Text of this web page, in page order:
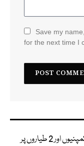
Save my
for the next time I
امریکا نے ایران سے منسلک 3 کمپنیوں اور 2 طیاروں پر